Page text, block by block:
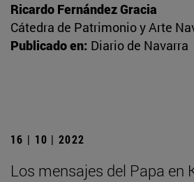
Ricardo Fernández Gracia
Cátedra de Patrimonio y Arte
Publicado en: Diario de Navarra
16 | 10 | 2022
Los mensajes del Papa en